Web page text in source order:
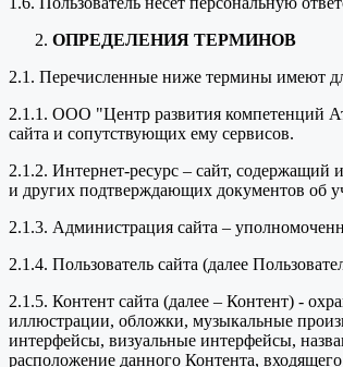
ОПРЕДЕЛЕНИЯ ТЕРМИНОВ
2.1. Перечисленные ниже термины имеют
2.1.1. ООО "Центр развития компетенций
сайта и сопутствующих ему сервисов.
2.1.2. Интернет-ресурс – сайт,
и других подтверждающих документов об
2.1.3. Администрация сайта –
2.1.4. Пользователь сайта (далее
2.1.5. Контент сайта (далее – Контент) -
иллюстрации, обложки, музыкальные
интерфейсы, визуальные интерфейсы,
расположение данного Контента,